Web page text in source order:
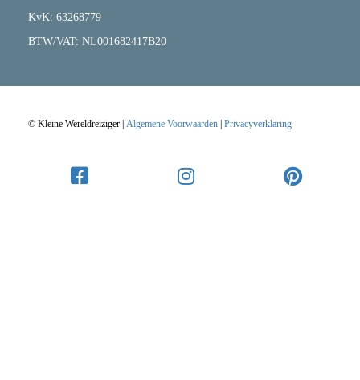
KvK: 63268779
BTW/VAT: NL001682417B20
© Kleine Wereldreiziger | Algemene Voorwaarden Privacyverklaring